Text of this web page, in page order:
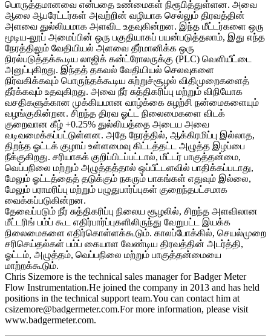
பொருத்தமானவை என்பதை உண்மைகள் நிரூபித்துள்ளன. அவை
ஆலை ஆபரேட்டர்கள் அவற்றின் வழியாக செல்லும் திரவத்தின்
அளவை துல்லியமாக அளவிட உதவுகின்றன. இந்த மீட்டர்களை ஒரு
மூடிய-லூப் அமைப்பின் ஒரு பகுதியாகப் பயன்படுத்தலாம், இது எந்த
நேரத்திலும் வேதியியல் அளவை தீர்மானிக்க ஒரு
நிரல்படுத்தக்கூடிய லாஜிக் கன்ட்ரோலருக்கு (PLC) வெளியீட்டை
அனுப்புகிறது. இந்தத் தகவல் வேதியியல் செலவுகளை
நிர்வகிக்கவும் பொருந்தக்கூடிய சுற்றுச்சூழல் விதிமுறைகளைத்
தீர்க்கவும் உதவுகிறது. அவை நீர் சுத்திகரிப்பு மற்றும் விநியோக
வசதிகளுக்கான முக்கியமான வாழ்க்கை சுழற்சி நன்மைகளையும்
வழங்குகின்றன. சிறந்த திரவ ஓட்ட நிலைமைகளை விடக்
குறைவான கீழ் +0.25% துல்லியத்தை அடைய அவை
வடிவமைக்கப்பட்டுள்ளன. அதே நேரத்தில், ஆக்கிரமிப்பு இல்லாத,
திறந்த ஓட்டக் குழாய் உள்ளமைவு கிட்டத்தட்ட அழுத்த இழப்பை
நீக்குகிறது. சரியாகக் குறிப்பிடப்பட்டால், மீட்டர் பாகுத்தன்மை,
வெப்பநிலை மற்றும் அழுத்தத்தால் ஒப்பீட்டளவில் பாதிக்கப்படாது,
மேலும் ஓட்டத்தைத் தடுக்கும் நகரும் பாகங்கள் எதுவும் இல்லை,
மேலும் பராமரிப்பு மற்றும் பழுதுபார்ப்புகள் குறைந்தபட்சமாக
வைக்கப்படுகின்றன.
தேவைப்படும் நீர் சுத்திகரிப்பு நிலைய சூழலில், சிறந்த அளவிலான
மீட்டரிங் பம்ப் கூட எதிர்பார்ப்புகளிலிருந்து வேறுபட்ட இயக்க
நிலைமைகளை எதிர்கொள்ளக்கூடும். காலப்போக்கில், செயல்முறை
சரிசெய்தல்கள் பம்ப் கையாள வேண்டிய திரவத்தின் அடர்த்தி,
ஓட்டம், அழுத்தம், வெப்பநிலை மற்றும் பாகுத்தன்மையை
மாற்றக்கூடும்.
Chris Sizemore is the technical sales manager for Badger Meter
Flow Instrumentation.He joined the company in 2013 and has held
positions in the technical support team.You can contact him at
csizemore@badgermeter.com.For more information, please visit
www.badgermeter.com.